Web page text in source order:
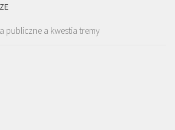
publiczne a kwestia tremy